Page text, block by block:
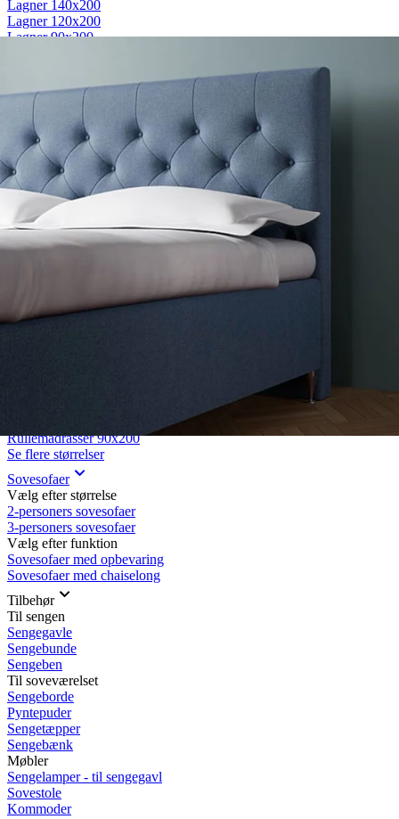
Lagner 140x200
Lagner 120x200
Lagner 90x200
Kuvertlagner
Kuvertlagner 180x200
Kuvertlagner 140x200
Kuvertlagner 120x200
Kuvertlagner 90x200
Se flere størrelser
Faconlagner
Faconlagner 180x200
Faconlagner 140x200
Faconlagner 120x200
Faconlagner 90x200
Moltonlagner
Stræklagner
Rullemadrasser 90x200
Se flere størrelser
Sovesofaer
Vælg efter størrelse
2-personers sovesofaer
3-personers sovesofaer
Vælg efter funktion
Sovesofaer med opbevaring
Sovesofaer med chaiselong
Tilbehør
Til sengen
Sengegavle
Sengebunde
Sengeben
Til soveværelset
Sengeborde
Pyntepuder
Sengetæpper
Sengebænk
Møbler
Sengelamper - til sengegavl
Sovestole
Kommoder